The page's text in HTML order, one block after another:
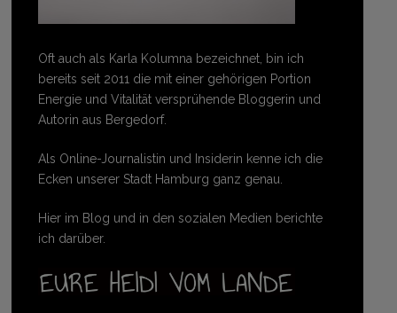
Oft auch als Karla Kolumna bezeichnet, bin ich
bereits seit 2011 die mit einer gehörigen Portion
Energie und Vitalität versprühende Bloggerin und
Autorin aus Bergedorf.
Als Online-Journalistin und Insiderin kenne ich die
Ecken unserer Stadt Hamburg ganz genau.
Hier im Blog und in den sozialen Medien berichte
ich darüber.